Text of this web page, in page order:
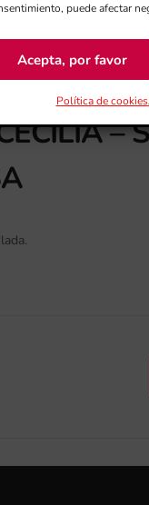
puede afectar
Acepta, por favor
Política de cookies
–